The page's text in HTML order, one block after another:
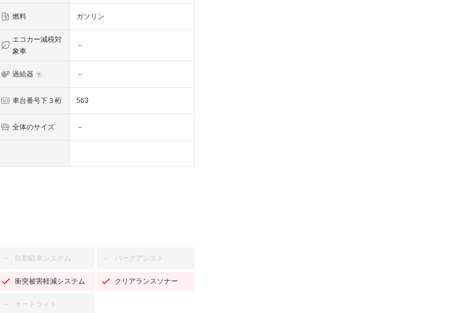
燃料 ガソリン
エコカー減税対
象車
－
過給器 －
車台番号下３桁 563
全体のサイズ －
－ 自動駐車システム － パークアシスト
衝突被害軽減システム クリアランスソナー
－ オートライト